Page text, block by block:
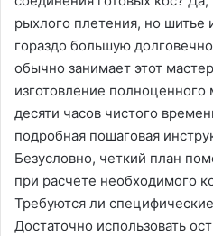
рыхлого плетения, но шитье
гораздо большую
обычно занимает этот
изготовление полноценного
десяти часов чистого
подробная пошаговая
Безусловно, четкий план
при расчете необходимого
Требуются ли
Достаточно использовать